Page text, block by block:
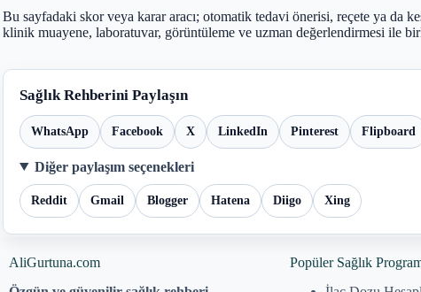
Bu sayfadaki skor veya karar aracı; otomatik tedavi önerisi, reçete ya da
klinik muayene, laboratuvar, görüntüleme ve uzman değerlendirmesi ile
Sağlık Rehberini Paylaşın
WhatsApp Facebook X LinkedIn Pinterest Flipboard
Diğer paylaşım seçenekleri
Reddit Gmail Blogger Hatena Diigo Xing
AliGurtuna.com
Popüler Sağlık